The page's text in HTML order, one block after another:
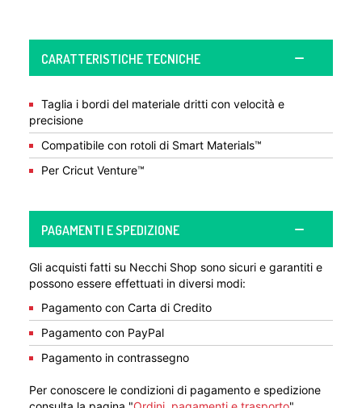
CARATTERISTICHE TECNICHE
Taglia i bordi del materiale dritti con velocità e
precisione
Compatibile con rotoli di Smart Materials™
Per Cricut Venture™
PAGAMENTI E SPEDIZIONE
Gli acquisti fatti su Necchi Shop sono sicuri e garantiti e
possono essere effettuati in diversi modi:
Pagamento con Carta di Credito
Pagamento con PayPal
Pagamento in contrassegno
Per conoscere le condizioni di pagamento e spedizione